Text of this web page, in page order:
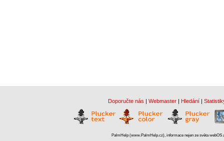
Doporučte nás | Webmaster | Hledání |
PalmHelp (www.PalmHelp.cz), informace nejen ze světa